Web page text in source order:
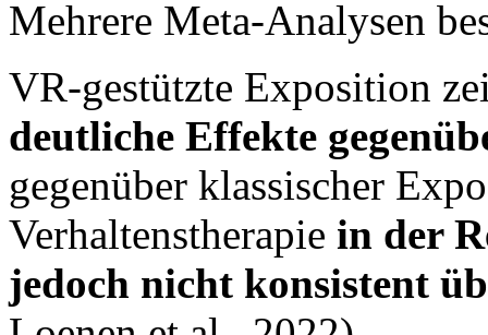
Mehrere Meta-Analysen
VR-gestützte Exposition
deutliche Effekte
gegenüber klassischer
Verhaltenstherapie in der
jedoch nicht konsistent